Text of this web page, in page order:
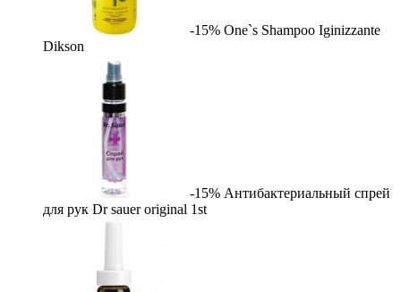
-15% One`s Shampoo Iginizzante
Dikson
-15% Антибактериальный спрей
для рук Dr sauer original 1st